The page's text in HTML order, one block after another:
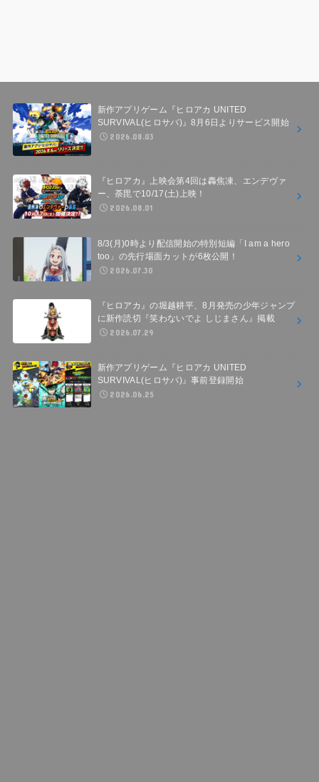
新作アプリゲーム『ヒロアカ UNITED
SURVIVAL(ヒロサバ)』8月6日よりサービス開始
2026.08.03
『ヒロアカ』上映会第4回は轟焦凍、エンデヴァ
ー、荼毘で10/17(土)上映！
2026.08.01
8/3(月)0時より配信開始の特別短編「I am a hero
too」の先行場面カットが6枚公開！
2026.07.30
『ヒロアカ』の堀越耕平、8月発売の少年ジャンプ
に新作読切『笑わないでよ しじまさん』掲載
2026.07.29
新作アプリゲーム『ヒロアカ UNITED
SURVIVAL(ヒロサバ)』事前登録開始
2026.06.25